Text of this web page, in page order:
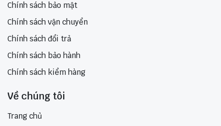
Chính sách bảo mật
Chính sách vận chuyển
Chính sách đổi trả
Chính sách bảo hành
Chính sách kiểm hàng
Về chúng tôi
Trang chủ